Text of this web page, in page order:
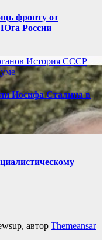
фронту от
Юга России
История СССР
Иосифа Сталина в
автор Themeansar